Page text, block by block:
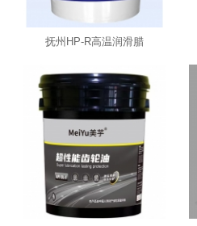
抚州HP-R高温润滑腊